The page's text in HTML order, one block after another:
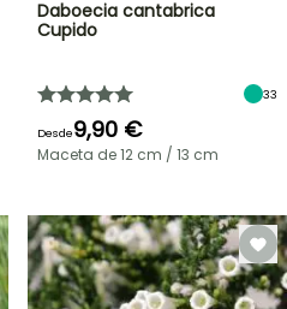
Daboecia cantabrica
Cupido
33
Desde9,90 €
Maceta de 12 cm / 13 cm